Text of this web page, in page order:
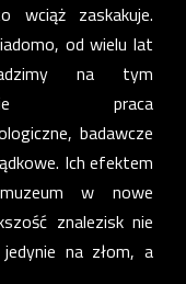
wciąż zaskakuje.
od wielu lat
na tym
praca
badawcze
Ich efektem
w nowe
znalezisk nie
na złom, a